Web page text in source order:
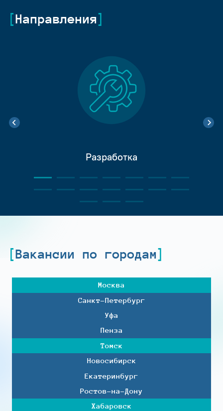
Направления
Разработка
Вакансии по городам
Москва
Санкт-Петербург
Уфа
Пенза
Томск
Новосибирск
Екатеринбург
Ростов-на-Дону
Хабаровск